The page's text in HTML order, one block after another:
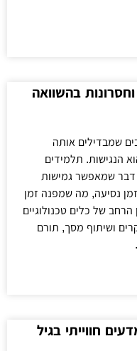
בהשוואה
שמבדילים אותה
הנגישות. תלמידים
דבר שמאפשר גמישות
נסיעה, מה שמפנה זמן
הרחב של כלים טכנולוגיים
ושיתוף מסך, תורם
חווייתי בגיל